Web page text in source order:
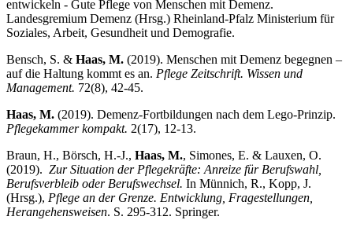
entwickeln - Gute Pflege von Menschen mit Demenz.
Landesgremium Demenz (Hrsg.) Rheinland-Pfalz Ministerium für
Soziales, Arbeit, Gesundheit und Demografie.
Bensch, S. & Haas, M. (2019). Menschen mit Demenz begegnen –
auf die Haltung kommt es an. Pflege Zeitschrift. Wissen und
Management. 72(8), 42-45.
Haas, M. (2019). Demenz-Fortbildungen nach dem Lego-Prinzip.
Pflegekammer kompakt. 2(17), 12-13.
Braun, H., Börsch, H.-J., Haas, M., Simones, E. & Lauxen, O.
(2019). Zur Situation der Pflegekräfte: Anreize für Berufswahl,
Berufsverbleib oder Berufswechsel. In Münnich, R., Kopp, J.
(Hrsg.), Pflege an der Grenze. Entwicklung, Fragestellungen,
Herangehensweisen. S. 295-312. Springer.